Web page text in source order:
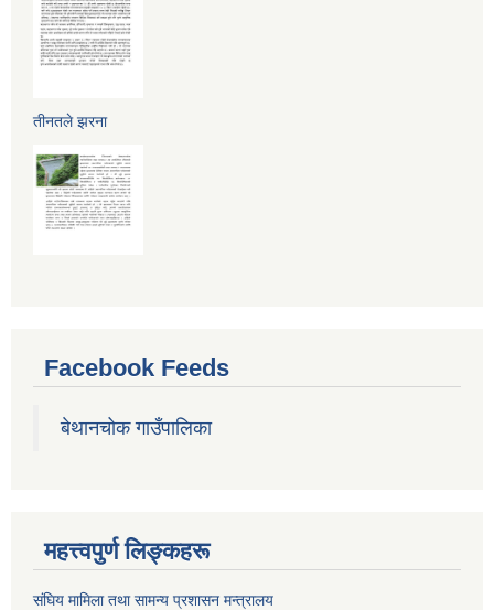
तीनतले झरना
Facebook Feeds
बेथानचोक गाउँपालिका
महत्त्वपुर्ण लिङ्कहरू
संघिय मामिला तथा सामन्य प्रशासन मन्त्रालय